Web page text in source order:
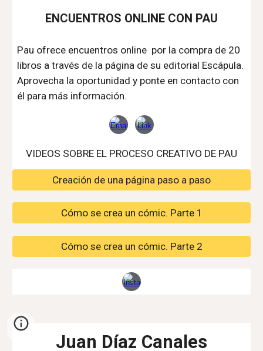
ENCUENTROS ONLINE CON PAU
Pau ofrece encuentros online por la compra de 20
libros a través de la página de su editorial Escápula.
Aprovecha la oportunidad y ponte en contacto con
él para más información.
VIDEOS SOBRE EL PROCESO CREATIVO DE PAU
Creación de una página paso a paso
Cómo se crea un cómic. Parte 1
Cómo se crea un cómic. Parte 2
Juan Díaz Canales